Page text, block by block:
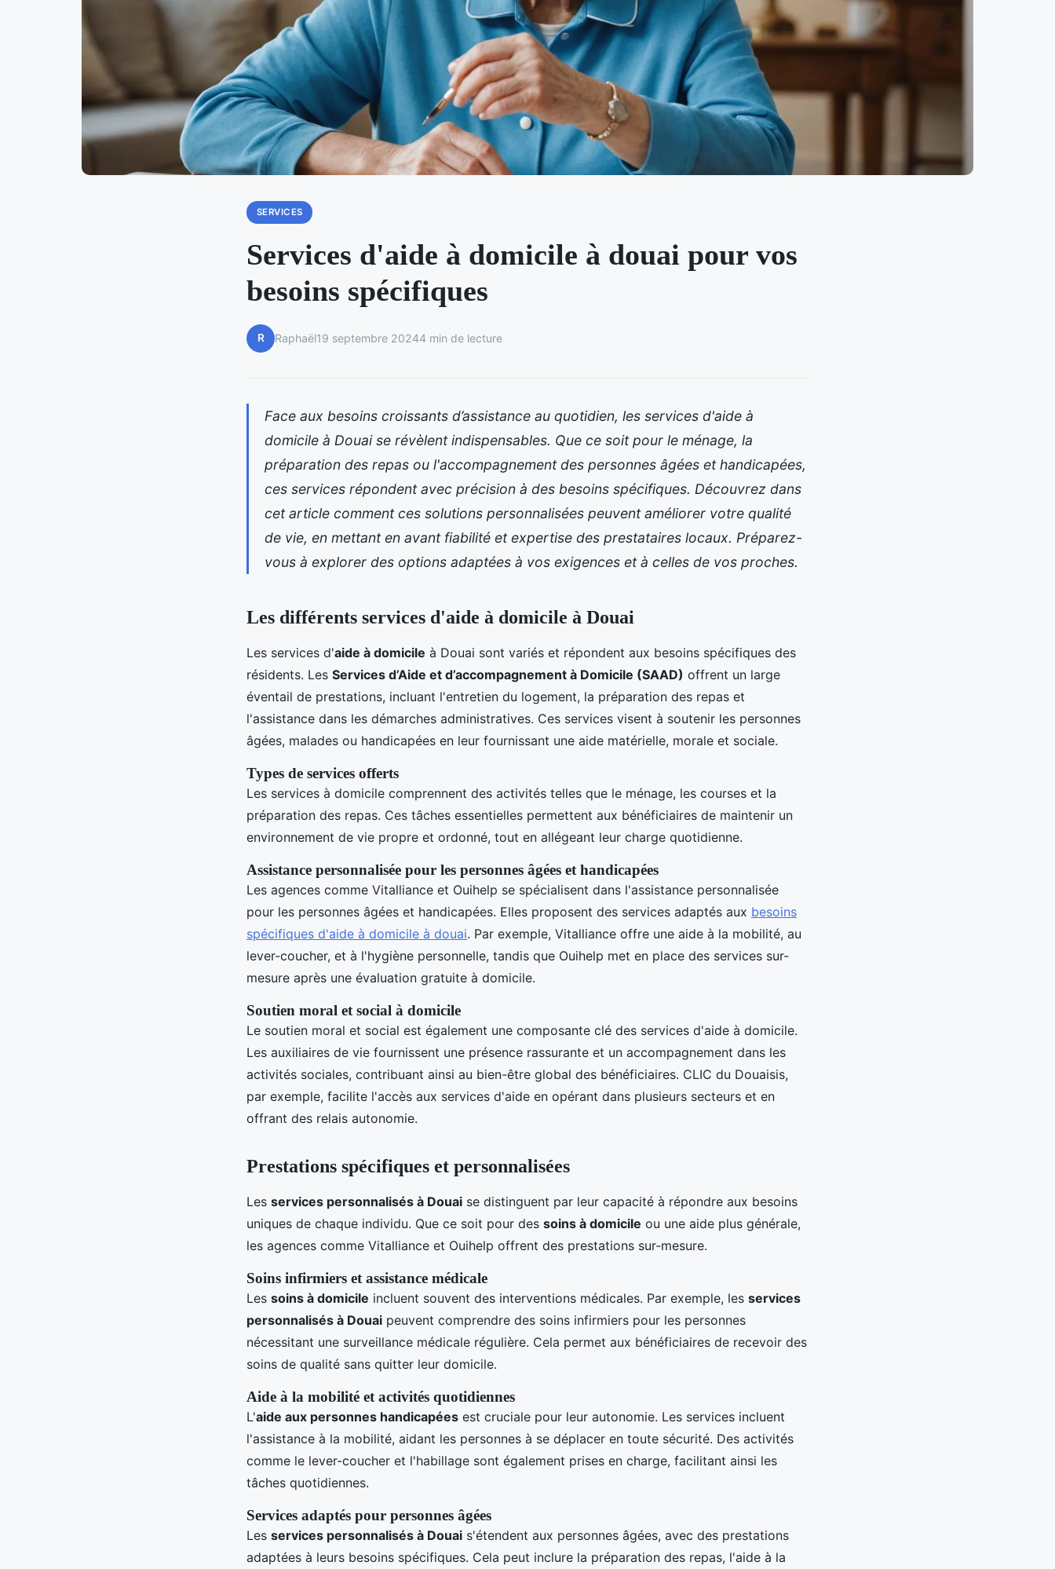
SERVICES
Services d'aide à domicile à douai pour vos
besoins spécifiques
R Raphaël19 septembre 20244 min de lecture
Face aux besoins croissants d’assistance au quotidien, les services d'aide à
domicile à Douai se révèlent indispensables. Que ce soit pour le ménage, la
préparation des repas ou l'accompagnement des personnes âgées et handicapées,
ces services répondent avec précision à des besoins spécifiques. Découvrez dans
cet article comment ces solutions personnalisées peuvent améliorer votre qualité
de vie, en mettant en avant fiabilité et expertise des prestataires locaux. Préparez-
vous à explorer des options adaptées à vos exigences et à celles de vos proches.
Les différents services d'aide à domicile à Douai
Les services d'aide à domicile à Douai sont variés et répondent aux besoins spécifiques des
résidents. Les Services d’Aide et d’accompagnement à Domicile (SAAD) offrent un large
éventail de prestations, incluant l'entretien du logement, la préparation des repas et
l'assistance dans les démarches administratives. Ces services visent à soutenir les personnes
âgées, malades ou handicapées en leur fournissant une aide matérielle, morale et sociale.
Types de services offerts
Les services à domicile comprennent des activités telles que le ménage, les courses et la
préparation des repas. Ces tâches essentielles permettent aux bénéficiaires de maintenir un
environnement de vie propre et ordonné, tout en allégeant leur charge quotidienne.
Assistance personnalisée pour les personnes âgées et handicapées
Les agences comme Vitalliance et Ouihelp se spécialisent dans l'assistance personnalisée
pour les personnes âgées et handicapées. Elles proposent des services adaptés aux besoins
spécifiques d'aide à domicile à douai. Par exemple, Vitalliance offre une aide à la mobilité, au
lever-coucher, et à l'hygiène personnelle, tandis que Ouihelp met en place des services sur-
mesure après une évaluation gratuite à domicile.
Soutien moral et social à domicile
Le soutien moral et social est également une composante clé des services d'aide à domicile.
Les auxiliaires de vie fournissent une présence rassurante et un accompagnement dans les
activités sociales, contribuant ainsi au bien-être global des bénéficiaires. CLIC du Douaisis,
par exemple, facilite l'accès aux services d'aide en opérant dans plusieurs secteurs et en
offrant des relais autonomie.
Prestations spécifiques et personnalisées
Les services personnalisés à Douai se distinguent par leur capacité à répondre aux besoins
uniques de chaque individu. Que ce soit pour des soins à domicile ou une aide plus générale,
les agences comme Vitalliance et Ouihelp offrent des prestations sur-mesure.
Soins infirmiers et assistance médicale
Les soins à domicile incluent souvent des interventions médicales. Par exemple, les services
personnalisés à Douai peuvent comprendre des soins infirmiers pour les personnes
nécessitant une surveillance médicale régulière. Cela permet aux bénéficiaires de recevoir des
soins de qualité sans quitter leur domicile.
Aide à la mobilité et activités quotidiennes
L'aide aux personnes handicapées est cruciale pour leur autonomie. Les services incluent
l'assistance à la mobilité, aidant les personnes à se déplacer en toute sécurité. Des activités
comme le lever-coucher et l'habillage sont également prises en charge, facilitant ainsi les
tâches quotidiennes.
Services adaptés pour personnes âgées
Les services personnalisés à Douai s'étendent aux personnes âgées, avec des prestations
adaptées à leurs besoins spécifiques. Cela peut inclure la préparation des repas, l'aide à la